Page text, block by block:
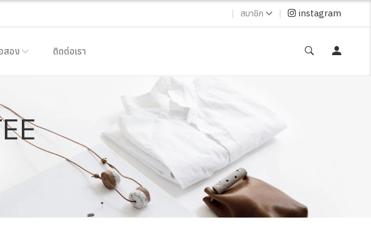
| สมาชิก | instagram
สอง ติดต่อเรา